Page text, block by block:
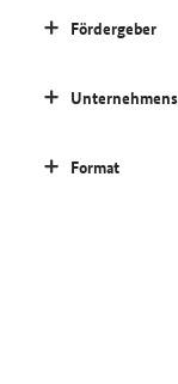
Fördergeber
Format